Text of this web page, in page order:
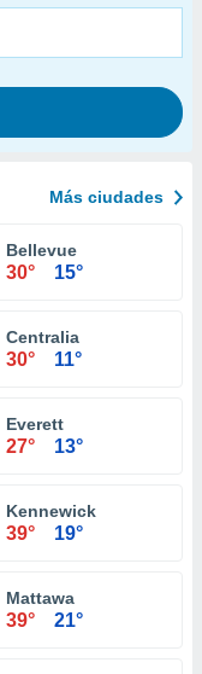
Más ciudades
Bellevue
30° 15°
Centralia
30° 11°
Everett
27° 13°
Kennewick
39° 19°
Mattawa
39° 21°